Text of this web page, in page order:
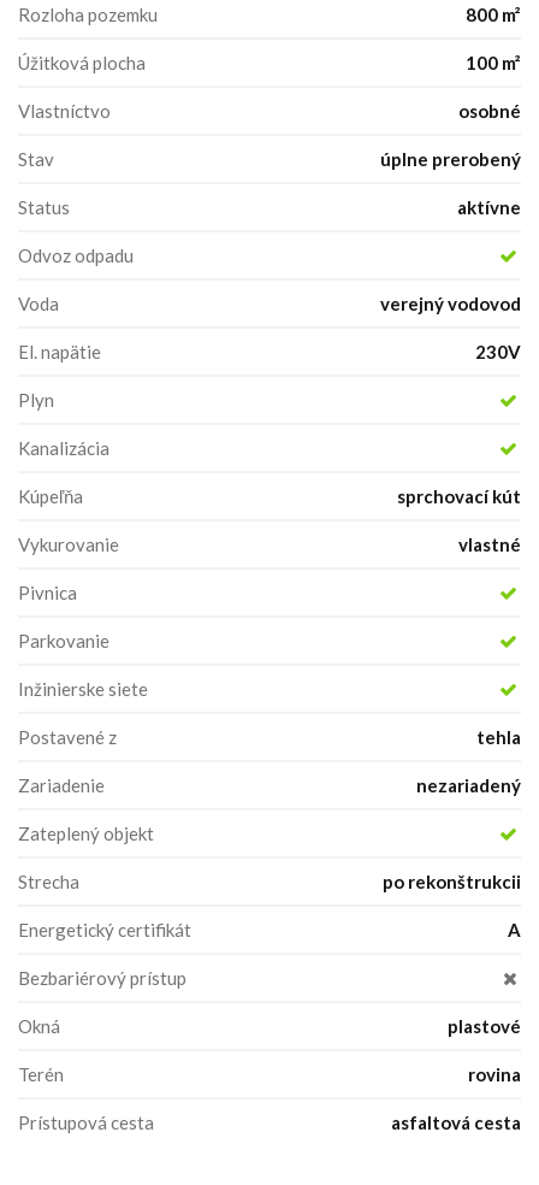
Rozloha pozemku 800 m²
Úžitková plocha 100 m²
Vlastníctvo osobné
Stav úplne prerobený
Status aktívne
Odvoz odpadu
Voda verejný vodovod
El. napätie 230V
Plyn
Kanalizácia
Kúpeľňa sprchovací kút
Vykurovanie vlastné
Pivnica
Parkovanie
Inžinierske siete
Postavené z tehla
Zariadenie nezariadený
Zateplený objekt
Strecha po rekonštrukcii
Energetický certifikát A
Bezbariérový prístup
Okná plastové
Terén rovina
Prístupová cesta asfaltová cesta